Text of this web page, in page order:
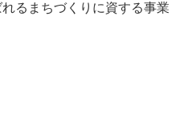
るまちづくりに資する事業